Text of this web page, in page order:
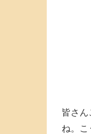
皆さ
ね。こ